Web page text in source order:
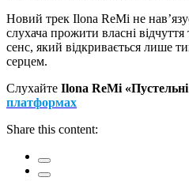
Новий трек Ilona ReMi не
слухача прожити власні
сенс, який відкривається лише
серцем.
Слухайте Ilona ReMi
платформах
Share this content: